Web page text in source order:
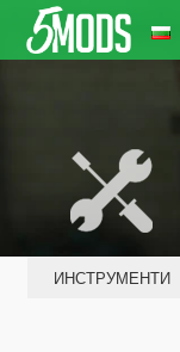
ИНСТРУМЕНТИ